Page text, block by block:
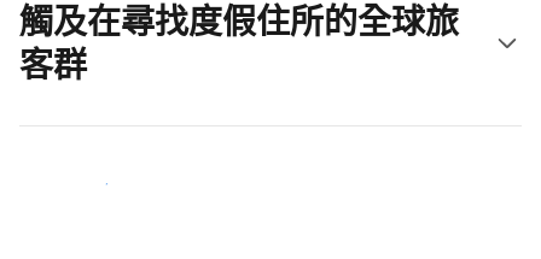
觸及在尋找度假住所的全球旅
客群
立即接觸新住客